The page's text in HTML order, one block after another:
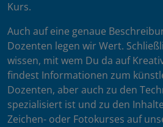
Kurs.
Auch auf eine genaue
Dozenten legen wir Wert.
wissen, mit wem Du da auf
findest Informationen zum
Dozenten, aber auch zu den
spezialisiert ist und zu den
Zeichen- oder Fotokurses auf